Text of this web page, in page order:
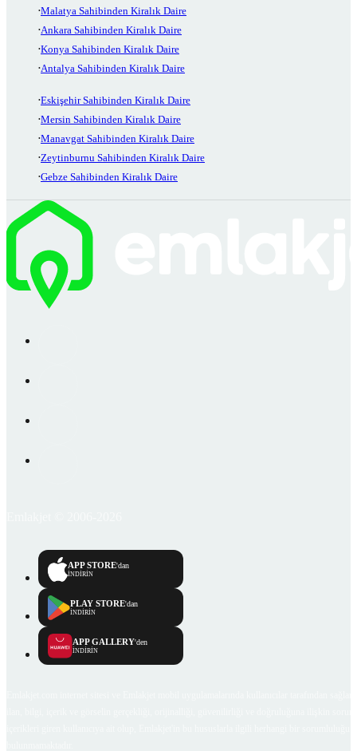
Malatya Sahibinden Kiralık Daire
Ankara Sahibinden Kiralık Daire
Konya Sahibinden Kiralık Daire
Antalya Sahibinden Kiralık Daire
Eskişehir Sahibinden Kiralık Daire
Mersin Sahibinden Kiralık Daire
Manavgat Sahibinden Kiralık Daire
Zeytinburnu Sahibinden Kiralık Daire
Gebze Sahibinden Kiralık Daire
APP STORE'dan
İNDİRİN
PLAY STORE'dan
İNDİRİN
APP GALLERY'den
İNDİRİN